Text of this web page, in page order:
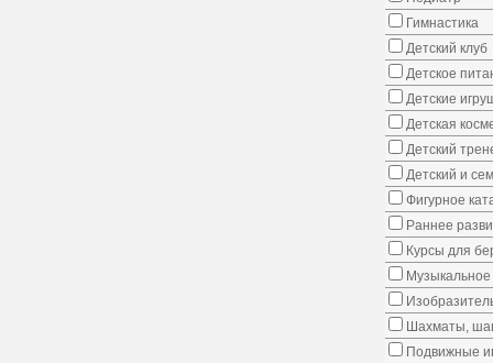
Гимнастика
Детский клуб
Детское
Детские
Детская
Детский
Детский и
Фигурное
Раннее
Курсы для
Шахматы,
Подвижные